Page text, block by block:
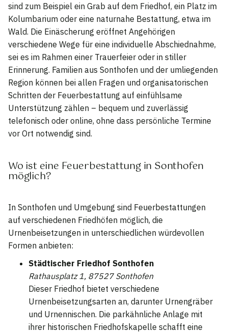
sind zum Beispiel ein Grab auf dem Friedhof, ein Platz im
Kolumbarium oder eine naturnahe Bestattung, etwa im
Wald. Die Einäscherung eröffnet Angehörigen
verschiedene Wege für eine individuelle Abschiednahme,
sei es im Rahmen einer Trauerfeier oder in stiller
Erinnerung. Familien aus Sonthofen und der umliegenden
Region können bei allen Fragen und organisatorischen
Schritten der Feuerbestattung auf einfühlsame
Unterstützung zählen – bequem und zuverlässig
telefonisch oder online, ohne dass persönliche Termine
vor Ort notwendig sind.
Wo ist eine Feuerbestattung in Sonthofen
möglich?
In Sonthofen und Umgebung sind Feuerbestattungen
auf verschiedenen Friedhöfen möglich, die
Urnenbeisetzungen in unterschiedlichen würdevollen
Formen anbieten:
Städtischer Friedhof Sonthofen
Rathausplatz 1, 87527 Sonthofen
Dieser Friedhof bietet verschiedene
Urnenbeisetzungsarten an, darunter Urnengräber
und Urnennischen. Die parkähnliche Anlage mit
ihrer historischen Friedhofskapelle schafft eine